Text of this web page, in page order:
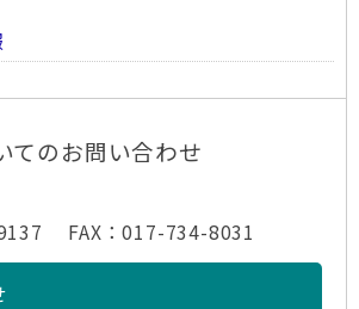
てのお問い合わせ
FAX：017-734-8031